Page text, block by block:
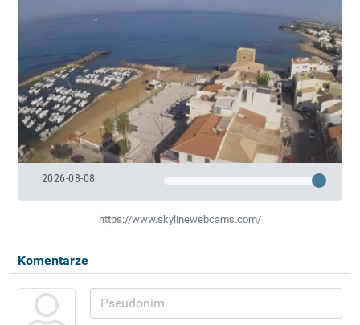
2026-08-08
https://www.skylinewebcams.com/
Komentarze